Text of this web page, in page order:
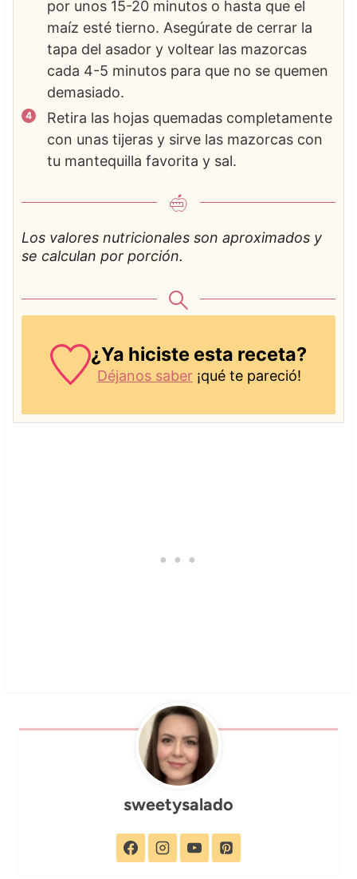
por unos 15-20 minutos o hasta que el
maíz esté tierno. Asegúrate de cerrar la
tapa del asador y voltear las mazorcas
cada 4-5 minutos para que no se quemen
demasiado.
Retira las hojas quemadas completamente
con unas tijeras y sirve las mazorcas con
tu mantequilla favorita y sal.
Los valores nutricionales son aproximados y
se calculan por porción.
¿Ya hiciste esta receta?
Déjanos saber¡qué te pareció!
sweetysalado